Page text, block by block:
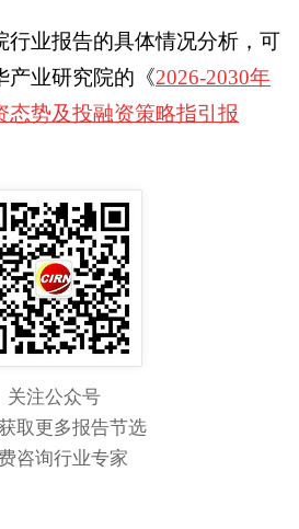
行业报告的具体情况分析，可
产业研究院的《2026-2030年
态势及投融资策略指引报
关注公众号
取更多报告节选
咨询行业专家